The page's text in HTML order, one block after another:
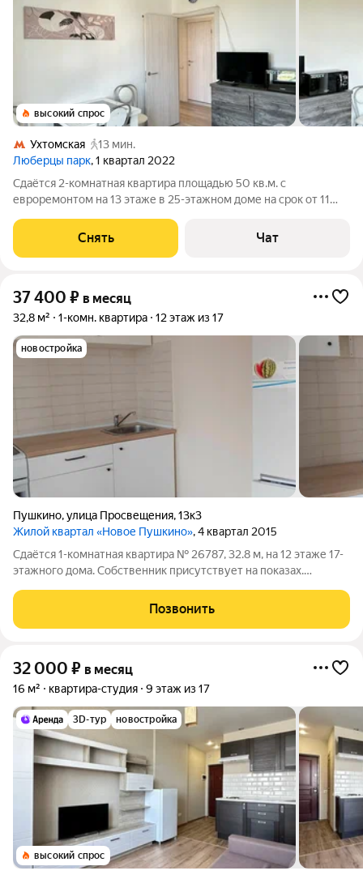
высокий спрос
Ухтомская
13 мин.
Люберцы парк, 1 квартал 2022
Сдаётся 2-комнатная квартира площадью 50 кв.м. с
евроремонтом на 13 этаже в 25-этажном доме на срок от 11
Стиральная машина Холодильник Кондиционер
Микроволновка Пылесос Дом - панельный, окна
Снять Чат
37 400 ₽ в месяц
32,8 м² 1-комн. квартира 12 этаж из 17
новостройка
Пушкино,улица Просвещения,13к3
Жилой квартал «Новое Пушкино», 4 квартал 2015
Сдаётся 1-комнатная квартира № 26787, 32.8 м, на 12 этаже 17-
этажного дома. Собственник присутствует на показах.
оплачиваются отдельно. По условиям проживания: можно с
детьми, без питомцев. Из
Позвонить
32 000 ₽ в месяц
16 м² квартира-студия 9 этаж из 17
3D-тур новостройка
высокий спрос